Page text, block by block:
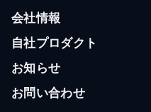
会社情報
自社プロダクト
お知らせ
お問い合わせ